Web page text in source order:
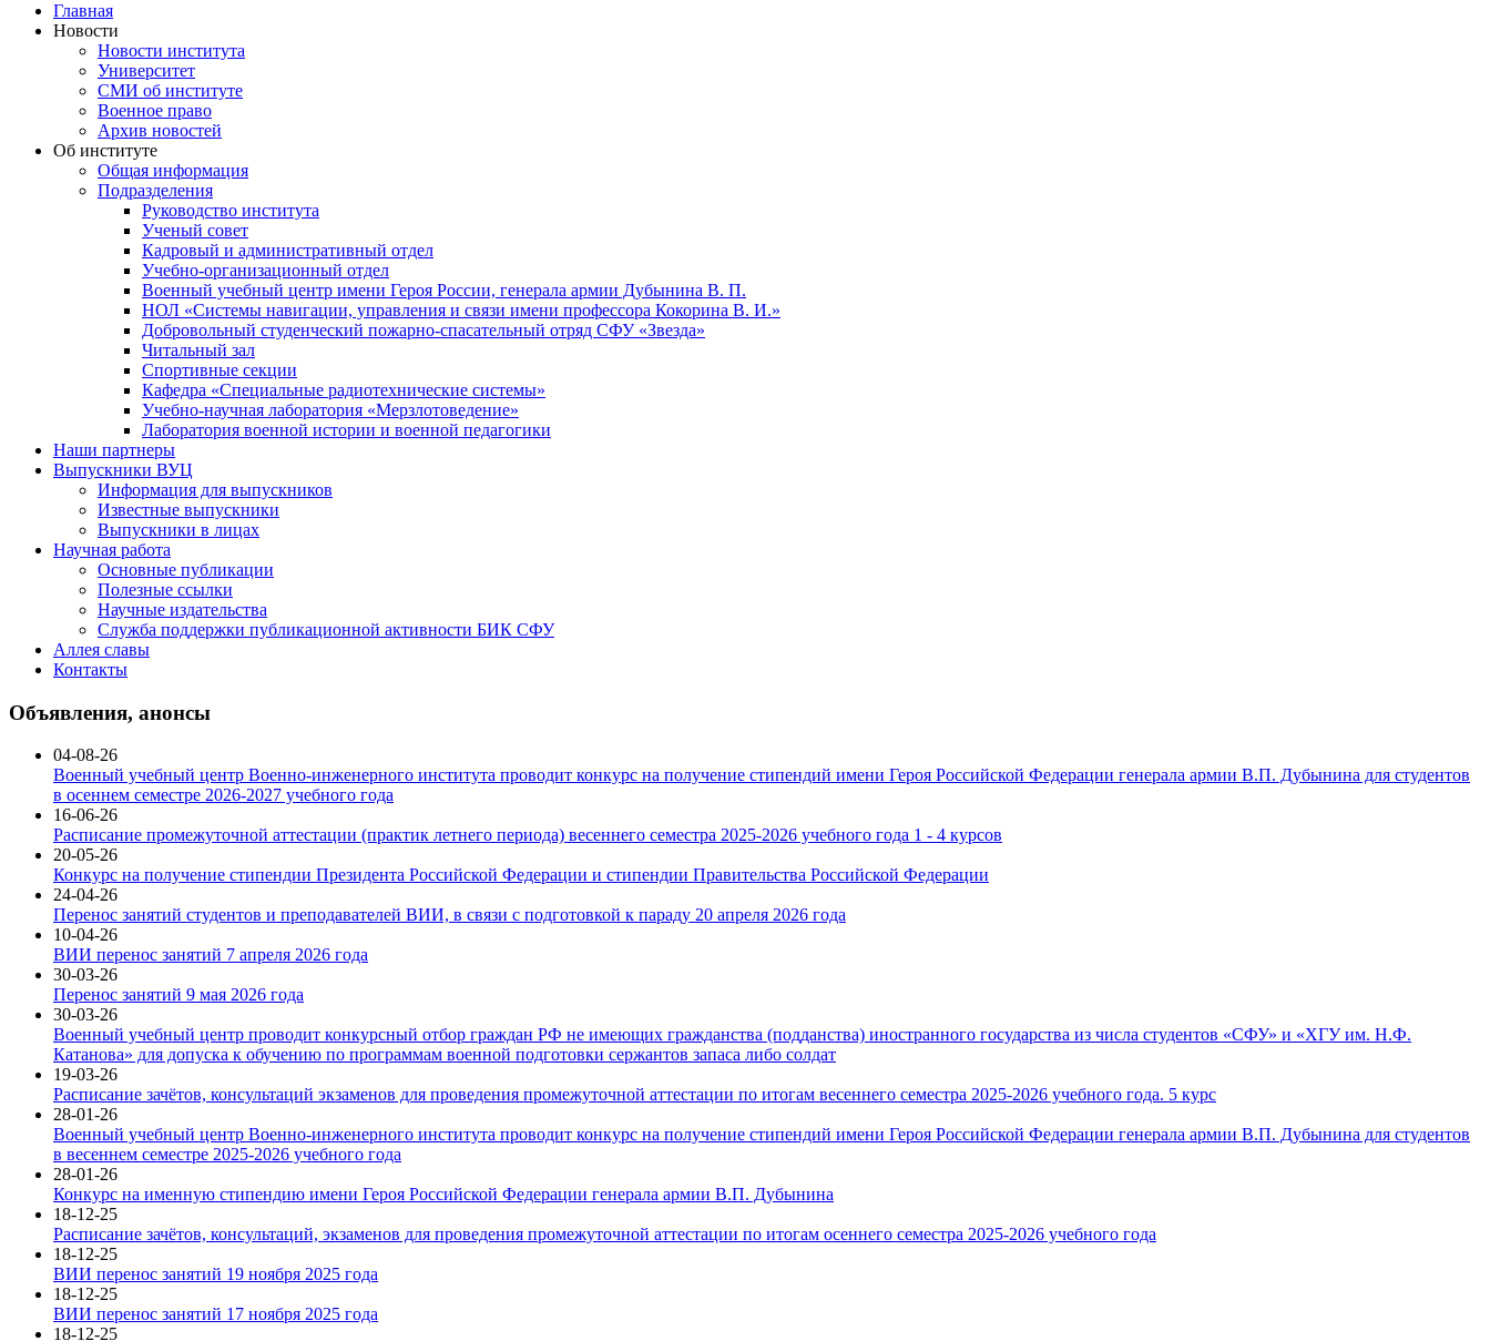
Главная
Новости
Новости института
Университет
СМИ об институте
Военное право
Архив новостей
Об институте
Общая информация
Подразделения
Руководство института
Ученый совет
Кадровый и административный отдел
Учебно-организационный отдел
Военный учебный центр имени Героя России, генерала армии Дубынина В. П.
НОЛ «Системы навигации, управления и связи имени профессора Кокорина В. И.»
Добровольный студенческий пожарно-спасательный отряд СФУ «Звезда»
Читальный зал
Спортивные секции
Кафедра «Специальные радиотехнические системы»
Учебно-научная лаборатория «Мерзлотоведение»
Лаборатория военной истории и военной педагогики
Наши партнеры
Выпускники ВУЦ
Информация для выпускников
Известные выпускники
Выпускники в лицах
Научная работа
Основные публикации
Полезные ссылки
Научные издательства
Служба поддержки публикационной активности БИК СФУ
Аллея славы
Контакты
Объявления, анонсы
04-08-26
Военный учебный центр Военно-инженерного института проводит конкурс на получение стипендий имени Героя Российской Федерации генерала армии В.П. Дубынина для студентов
в осеннем семестре 2026-2027 учебного года
16-06-26
Расписание промежуточной аттестации (практик летнего периода) весеннего семестра 2025-2026 учебного года 1 - 4 курсов
20-05-26
Конкурс на получение стипендии Президента Российской Федерации и стипендии Правительства Российской Федерации
24-04-26
Перенос занятий студентов и преподавателей ВИИ, в связи с подготовкой к параду 20 апреля 2026 года
10-04-26
ВИИ перенос занятий 7 апреля 2026 года
30-03-26
Перенос занятий 9 мая 2026 года
30-03-26
Военный учебный центр проводит конкурсный отбор граждан РФ не имеющих гражданства (подданства) иностранного государства из числа студентов «СФУ» и «ХГУ им. Н.Ф.
Катанова» для допуска к обучению по программам военной подготовки сержантов запаса либо солдат
19-03-26
Расписание зачётов, консультаций экзаменов для проведения промежуточной аттестации по итогам весеннего семестра 2025-2026 учебного года. 5 курс
28-01-26
Военный учебный центр Военно-инженерного института проводит конкурс на получение стипендий имени Героя Российской Федерации генерала армии В.П. Дубынина для студентов
в весеннем семестре 2025-2026 учебного года
28-01-26
Конкурс на именную стипендию имени Героя Российской Федерации генерала армии В.П. Дубынина
18-12-25
Расписание зачётов, консультаций, экзаменов для проведения промежуточной аттестации по итогам осеннего семестра 2025-2026 учебного года
18-12-25
ВИИ перенос занятий 19 ноября 2025 года
18-12-25
ВИИ перенос занятий 17 ноября 2025 года
18-12-25